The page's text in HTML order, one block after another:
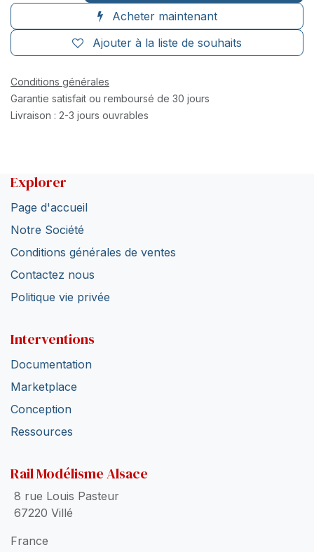
Acheter maintenant
Ajouter à la liste de souhaits
Conditions générales
Garantie satisfait ou remboursé de 30 jours
Livraison : 2-3 jours ouvrables
Explorer
Page d'accueil
Notre Société
Conditions générales de ventes
Contactez nous
Politique vie privée
Interventions
Documentation
Marketplace
Conception
Ressources
Rail Modélisme Alsace
8 rue Louis Pasteur
67220 Villé
France